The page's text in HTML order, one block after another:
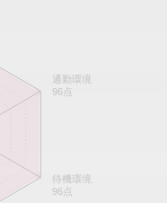
通勤環境
96点
待機環境
96点